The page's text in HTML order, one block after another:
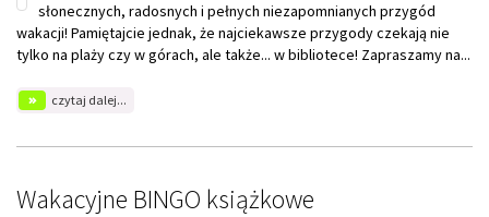
słonecznych, radosnych i pełnych niezapomnianych przygód
wakacji! Pamiętajcie jednak, że najciekawsze przygody czekają nie
tylko na plaży czy w górach, ale także... w bibliotece! Zapraszamy na...
czytaj dalej...
w
Wakacyjne BINGO książkowe